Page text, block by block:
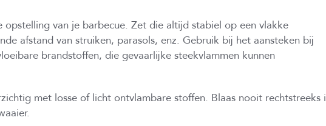
van je barbecue. Zet die altijd stabiel op een vlakke
afstand van struiken, parasols, enz. Gebruik bij het aansteken bij
brandstoffen, die gevaarlijke steekvlammen kunnen
met losse of licht ontvlambare stoffen. Blaas nooit rechtstreeks